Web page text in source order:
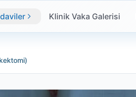
is a surgical
condition is analyzed using
and laser technologies
Klinik Vaka Galerisi